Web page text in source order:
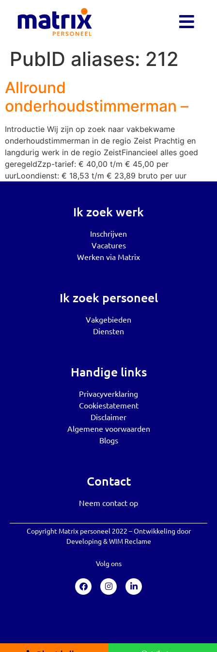
PubID aliases: 212
Allround
onderhoudstimmerman –
Introductie Wij zijn op zoek naar vakbekwame
onderhoudstimmerman in de regio Zeist Prachtig en
langdurig werk in de regio ZeistFinancieel alles goed
geregeldZzp-tarief: € 40,00 t/m € 45,00 per
uurLoondienst: € 18,53 t/m € 23,89 bruto per uur
Ik zoek werk
Inschrijven
Vacatures
Werken via Matrix
Ik zoek personeel
Vakgebieden
Diensten
Handige links
Privacyverklaring
Cookiestatement
Disclaimer
Algemene voorwaarden
Blogs
Contact
Neem contact op
Copyright Matrix personeel 2022 – Ontwikkeling door
Developing &WIM Reclame
Volg ons